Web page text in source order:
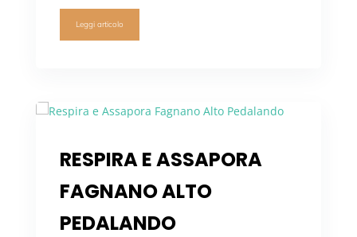
Leggi articolo
RESPIRA E ASSAPORA
FAGNANO ALTO
PEDALANDO